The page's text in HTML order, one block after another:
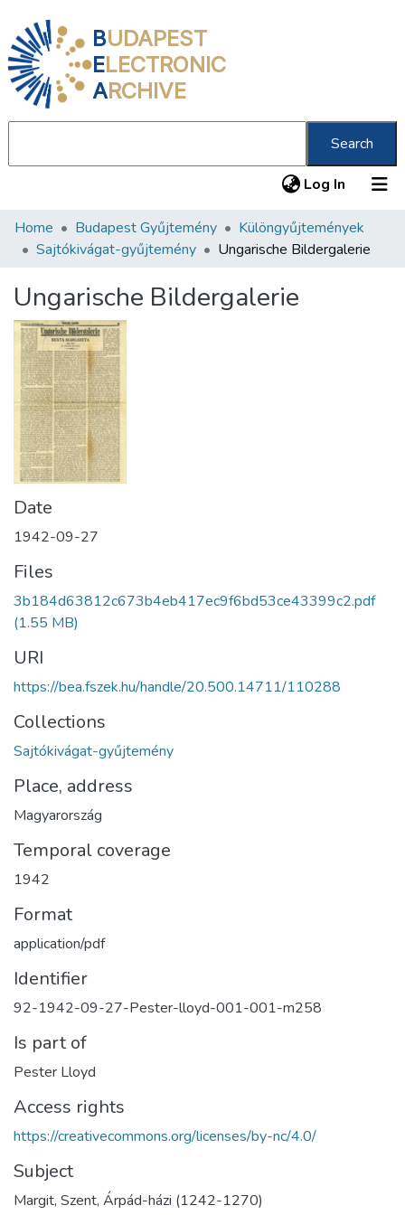
BUDAPEST
ELECTRONIC
ARCHIVE
Search
Log In (current)
Communities & Collections
Statistics
About us
Home Budapest Gyűjtemény
Különgyűjtemények
Sajtókivágat-gyűjtemény
Ungarische Bildergalerie
Ungarische Bildergalerie
Date
1942-09-27
Files
3b184d63812c673b4eb417ec9f6bd53ce43399c2.pdf
(1.55 MB)
URI
https://bea.fszek.hu/handle/20.500.14711/110288
Collections
Sajtókivágat-gyűjtemény
Place, address
Magyarország
Temporal coverage
1942
Format
application/pdf
Identifier
92-1942-09-27-Pester-lloyd-001-001-m258
Is part of
Pester Lloyd
Access rights
https://creativecommons.org/licenses/by-nc/4.0/
Subject
Margit, Szent, Árpád-házi (1242-1270)